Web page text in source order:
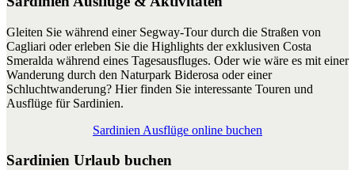
Gleiten Sie während einer Segway-Tour durch die Straßen von
Cagliari oder erleben Sie die Highlights der exklusiven Costa
Smeralda während eines Tagesausfluges. Oder wie wäre es mit einer
Wanderung durch den Naturpark Biderosa oder einer
Schluchtwanderung? Hier finden Sie interessante Touren und
Ausflüge für Sardinien.
Sardinien Ausflüge online buchen
Sardinien Urlaub buchen